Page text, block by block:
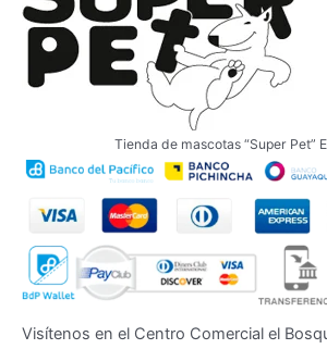
Tienda de mascotas “Super Pet”
Visítenos en el Centro Comercial el